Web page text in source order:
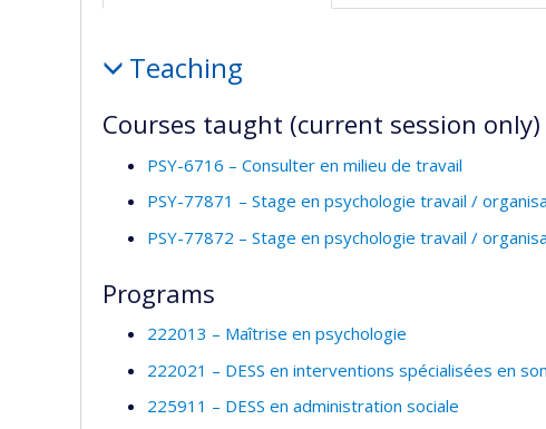
and
supervision
Teaching
Courses taught (current session only)
PSY-6716 – Consulter en milieu de travail
PSY-77871 – Stage en psychologie travail /
PSY-77872 – Stage en psychologie travail /
Programs
222013 – Maîtrise en psychologie
222021 – DESS en interventions spécialisées en
225911 – DESS en administration sociale